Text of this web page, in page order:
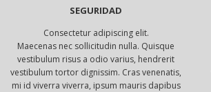
SEGURIDAD
Consectetur adipiscing elit.
Maecenas nec sollicitudin nulla. Quisque
vestibulum risus a odio varius, hendrerit
vestibulum tortor dignissim. Cras venenatis,
mi id viverra viverra, ipsum mauris dapibus